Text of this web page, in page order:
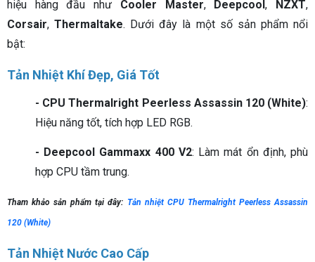
hiệu hàng đầu như Cooler Master, Deepcool, NZXT,
Corsair,Thermaltake. Dưới đây là một số sản phẩm nổi
bật:
Tản Nhiệt Khí Đẹp, Giá Tốt
- CPU Thermalright Peerless Assassin 120 (White):
Hiệu năng tốt, tích hợp LED RGB.
- Deepcool Gammaxx 400 V2: Làm mát ổn định, phù
hợp CPU tầm trung.
Tham khảo sản phẩm tại đây: Tản nhiệt CPU Thermalright Peerless Assassin
120 (White)
Tản Nhiệt Nước Cao Cấp